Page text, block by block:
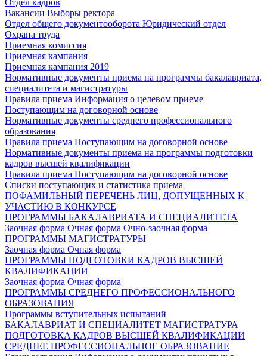
Вакансии Выборы ректора
Отдел общего документооборота Юридический отдел
Охрана труда
Приемная комиссия
Приемная кампания
Приемная кампания 2019
Нормативные документы приема на программы бакалавриата,
специалитета и магистратуры
Правила приема Информация о целевом приеме
Поступающим на договорной основе
Нормативные документы среднего профессионального
образования
Правила приема Поступающим на договорной основе
Нормативные документы приема на программы подготовки
кадров высшей квалификации
Правила приема Поступающим на договорной основе
Списки поступающих и статистика приема
ПОФАМИЛЬНЫЙ ПЕРЕЧЕНЬ ЛИЦ, ДОПУЩЕННЫХ К
УЧАСТИЮ В КОНКУРСЕ
ПРОГРАММЫ БАКАЛАВРИАТА И СПЕЦИАЛИТЕТА
Заочная форма Очная форма Очно-заочная форма
ПРОГРАММЫ МАГИСТРАТУРЫ
Заочная форма Очная форма
ПРОГРАММЫ ПОДГОТОВКИ КАДРОВ ВЫСШЕЙ
КВАЛИФИКАЦИИ
Заочная форма Очная форма
ПРОГРАММЫ СРЕДНЕГО ПРОФЕССИОНАЛЬНОГО
ОБРАЗОВАНИЯ
Программы вступительных испытаний
БАКАЛАВРИАТ И СПЕЦИАЛИТЕТ МАГИСТРАТУРА
ПОДГОТОВКА КАДРОВ ВЫСШЕЙ КВАЛИФИКАЦИИ
СРЕДНЕЕ ПРОФЕССИОНАЛЬНОЕ ОБРАЗОВАНИЕ